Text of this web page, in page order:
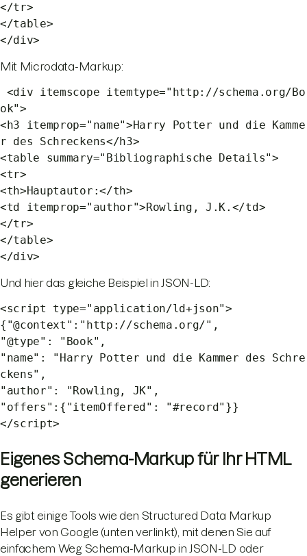
</tr>
</table>
</div>
Mit Microdata-Markup:
<div itemscope itemtype="http://schema.org/Bo
ok">
<h3 itemprop="name">Harry Potter und die Kamme
r des Schreckens</h3>
<table summary="Bibliographische Details">
<tr>
<th>Hauptautor:</th>
<td itemprop="author">Rowling, J.K.</td>
</tr>
</table>
</div>
Und hier das gleiche Beispiel in JSON-LD:
<script type="application/ld+json">
{"@context":"http://schema.org/",
"@type": "Book",
"name": "Harry Potter und die Kammer des Schre
ckens",
"author": "Rowling, JK",
"offers":{"itemOffered": "#record"}}
</script>
Eigenes Schema-Markup für Ihr HTML
generieren
Es gibt einige Tools wie den Structured Data Markup
Helper von Google (unten verlinkt), mit denen Sie auf
einfachem Weg Schema-Markup in JSON-LD oder